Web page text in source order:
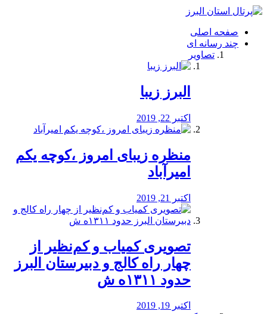
فصد
شرق
تهران
خشکشویی
صفحه اصلی
چند رسانه ای
تصاویر
البرز زیبا
اکتبر 22, 2019
منظره‌‌ زیبای امروز ،کوچه یکم
امیرآباد
اکتبر 21, 2019
️تصویری کمیاب و کم‌نظیر از
چهار راه كالج و دبيرستان البرز
حدود ۱۳۱۱ه ش
اکتبر 19, 2019